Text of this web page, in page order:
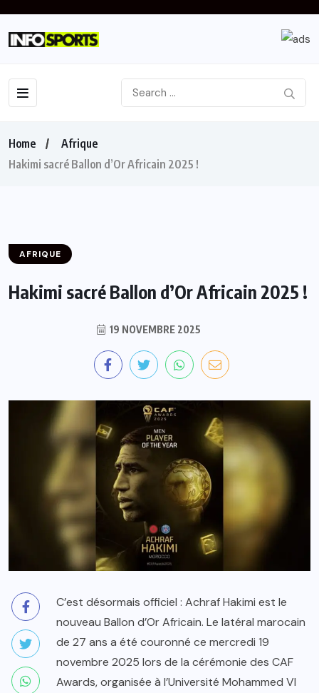
Home
Afrique
Hakimi sacré Ballon d’Or Africain 2025 !
AFRIQUE
Hakimi sacré Ballon d’Or Africain 2025 !
19 NOVEMBRE 2025
C’est désormais officiel : Achraf Hakimi est le
nouveau Ballon d’Or Africain. Le latéral marocain
de 27 ans a été couronné ce mercredi 19
novembre 2025 lors de la cérémonie des CAF
Awards, organisée à l’Université Mohammed VI